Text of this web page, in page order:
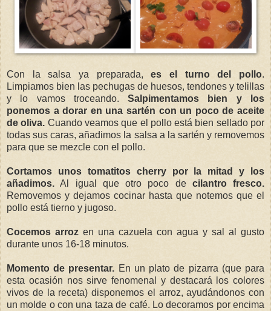
Con la salsa ya preparada,es el turno del pollo.
Limpiamos bien las pechugas de huesos, tendones y telillas
y lo vamos troceando.Salpimentamos bien y los
ponemos a dorar en una sartén con un poco de aceite
de oliva. Cuando veamos que el pollo está bien sellado por
todas sus caras, añadimos la salsa a la sartén y removemos
para que se mezcle con el pollo.
Cortamos unos tomatitos cherry por la mitad y los
añadimos. Al igual que otro poco de cilantro fresco.
Removemos y dejamos cocinar hasta que notemos que el
pollo está tierno y jugoso.
Cocemos arroz en una cazuela con agua y sal al gusto
durante unos 16-18 minutos.
Momento de presentar. En un plato de pizarra (que para
esta ocasión nos sirve fenomenal y destacará los colores
vivos de la receta) disponemos el arroz, ayudándonos con
un molde o con una taza de café. Lo decoramos por encima